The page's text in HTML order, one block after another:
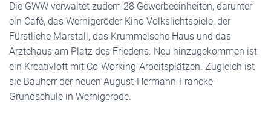
Die GWW verwaltet zudem 28 Gewerbeeinheiten, darunter
ein Café, das Wernigeröder Kino Volkslichtspiele, der
Fürstliche Marstall, das Krummelsche Haus und das
Ärztehaus am Platz des Friedens. Neu hinzugekommen ist
ein Kreativloft mit Co-Working-Arbeitsplätzen. Zugleich ist
sie Bauherr der neuen August-Hermann-Francke-
Grundschule in Wernigerode.